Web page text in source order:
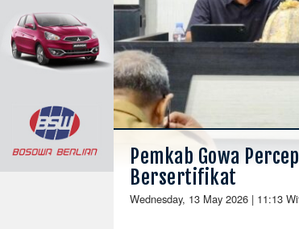
Pemkab Gowa
Bersertifikat
Wednesday, 13 May 2026 | 11:13